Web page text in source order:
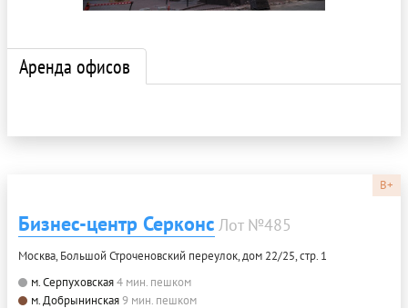
Аренда офисов
B+
Бизнес-центр Серконс Лот №485
Москва, Большой Строченовский переулок, дом 22/25, стр. 1
м. Серпуховская4 мин. пешком
м. Добрынинская9 мин. пешком